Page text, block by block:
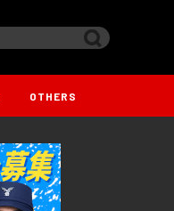
OTHERS